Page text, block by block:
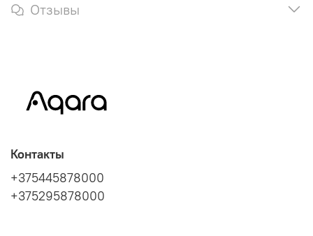
Отзывы
Контакты
+375445878000
+375295878000